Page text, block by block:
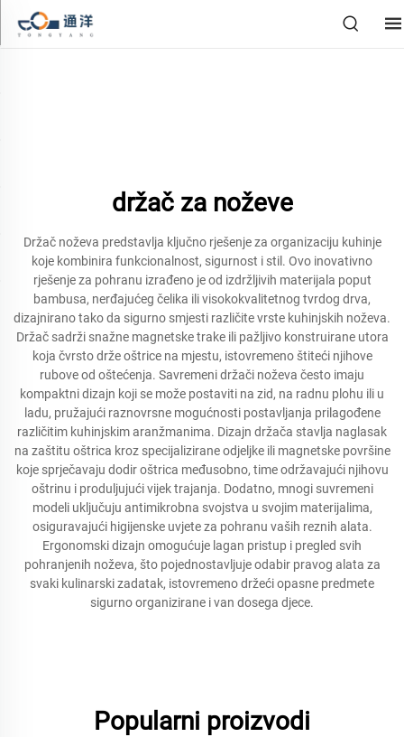
držač za noževe
Držač noževa predstavlja ključno rješenje za organizaciju kuhinje
koje kombinira funkcionalnost, sigurnost i stil. Ovo inovativno
rješenje za pohranu izrađeno je od izdržljivih materijala poput
bambusa, nerđajućeg čelika ili visokokvalitetnog tvrdog drva,
dizajnirano tako da sigurno smjesti različite vrste kuhinjskih noževa.
Držač sadrži snažne magnetske trake ili pažljivo konstruirane utora
koja čvrsto drže oštrice na mjestu, istovremeno štiteći njihove
rubove od oštećenja. Savremeni držači noževa često imaju
kompaktni dizajn koji se može postaviti na zid, na radnu plohu ili u
ladu, pružajući raznovrsne mogućnosti postavljanja prilagođene
različitim kuhinjskim aranžmanima. Dizajn držača stavlja naglasak
na zaštitu oštrica kroz specijalizirane odjeljke ili magnetske površine
koje sprječavaju dodir oštrica međusobno, time održavajući njihovu
oštrinu i produljujući vijek trajanja. Dodatno, mnogi suvremeni
modeli uključuju antimikrobna svojstva u svojim materijalima,
osiguravajući higijenske uvjete za pohranu vaših reznih alata.
Ergonomski dizajn omogućuje lagan pristup i pregled svih
pohranjenih noževa, što pojednostavljuje odabir pravog alata za
svaki kulinarski zadatak, istovremeno držeći opasne predmete
sigurno organizirane i van dosega djece.
Popularni proizvodi